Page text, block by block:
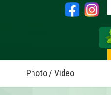
Photo / Video